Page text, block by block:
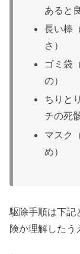
あると
長い棒
さ）
ゴミ袋
の）
ちりと
チの死
マスク
め）
駆除手順は下記
険か理解したう